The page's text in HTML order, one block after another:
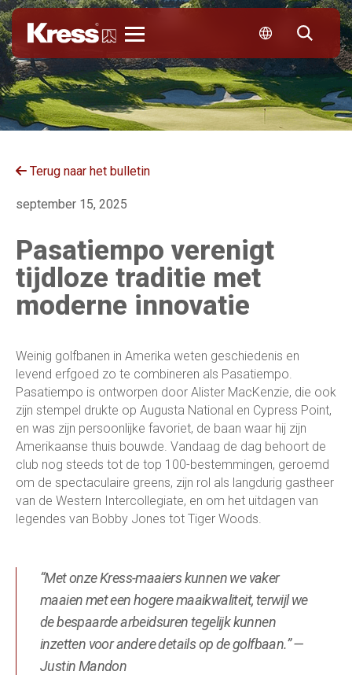
Terug naar het bulletin
september 15, 2025
Pasatiempo verenigt
tijdloze traditie met
moderne innovatie
Weinig golfbanen in Amerika weten geschiedenis en
levend erfgoed zo te combineren als Pasatiempo.
Pasatiempo is ontworpen door Alister MacKenzie, die ook
zijn stempel drukte op Augusta National en Cypress Point,
en was zijn persoonlijke favoriet, de baan waar hij zijn
Amerikaanse thuis bouwde. Vandaag de dag behoort de
club nog steeds tot de top 100-bestemmingen, geroemd
om de spectaculaire greens, zijn rol als langdurig gastheer
van de Western Intercollegiate, en om het uitdagen van
legendes van Bobby Jones tot Tiger Woods.
“Met onze Kress-maaiers kunnen we vaker
maaien met een hogere maaikwaliteit, terwijl we
de bespaarde arbeidsuren tegelijk kunnen
inzetten voor andere details op de golfbaan.” —
Justin Mandon